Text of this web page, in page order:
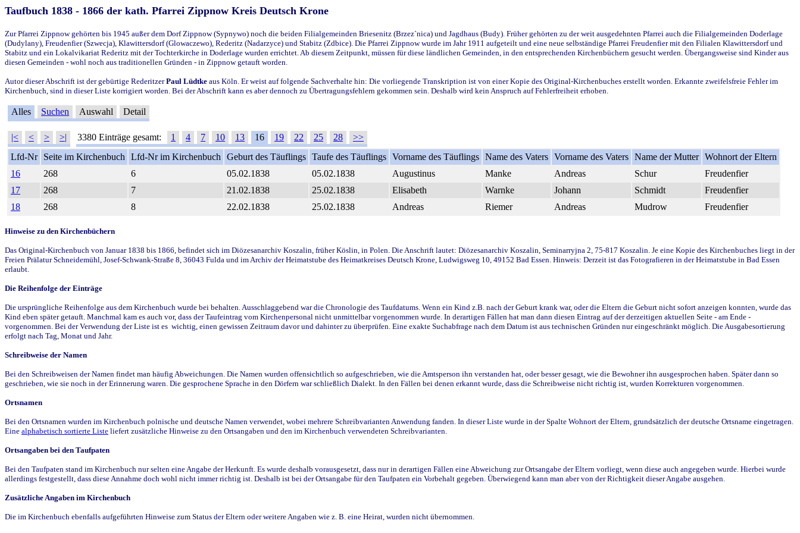
Taufbuch 1838 - 1866 der kath. Pfarrei Zippnow Kreis Deutsch Krone
Zur Pfarrei Zippnow gehörten bis 1945 außer dem Dorf Zippnow (Sypnywo) noch die beiden Filialgemeinden Briesenitz (Brzez`nica) und Jagdhaus (Budy). Früher gehörten zu der weit ausgedehnten Pfarrei auch die Filialgemeinden Doderlage
(Dudylany), Freudenfier (Szwecja), Klawittersdorf (Glowaczewo), Rederitz (Nadarzyce) und Stabitz (Zdbice). Die Pfarrei Zippnow wurde im Jahr 1911 aufgeteilt und eine neue selbständige Pfarrei Freudenfier mit den Filialen Klawittersdorf und
Stabitz und ein Lokalvikariat Rederitz mit der Tochterkirche in Doderlage wurden errichtet. Ab diesem Zeitpunkt, müssen für diese ländlichen Gemeinden, in den entsprechenden Kirchenbüchern gesucht werden. Übergangsweise sind Kinder aus
diesen Gemeinden - wohl noch aus traditionellen Gründen - in Zippnow getauft worden.
Autor dieser Abschrift ist der gebürtige RederitzerPaul Lüdtke aus Köln. Er weist auf folgende Sachverhalte hin: Die vorliegende Transkription ist von einer Kopie des Original-Kirchenbuches erstellt worden. Erkannte zweifelsfreie Fehler im
Kirchenbuch, sind in dieser Liste korrigiert worden. Bei der Abschrift kann es aber dennoch zu Übertragungsfehlern gekommen sein. Deshalb wird kein Anspruch auf Fehlerfreiheit erhoben.
Alles Suchen Auswahl Detail
|< < > >| 3380 Einträge gesamt: 1 4 7 10 13 16 19 22 25 28
>>
Lfd-Nr
Seite im Kirchenbuch Lfd-Nr im Kirchenbuch Geburt des Täuflings Taufe des Täuflings Vorname des Täuflings Name des Vaters Vorname des Vaters Name der Mutter Wohnort der Eltern
16
268 6 05.02.1838 05.02.1838 Augustinus Manke Andreas Schur
Freudenfier
17
268 7 21.02.1838 25.02.1838 Elisabeth Warnke Johann Schmidt
Freudenfier
18
268 8 22.02.1838 25.02.1838 Andreas Riemer Andreas Mudrow Freudenfier
Hinweise zu den Kirchenbüchern
Das Original-Kirchenbuch von Januar 1838 bis 1866, befindet sich im Diözesanarchiv Koszalin, früher Köslin, in Polen. Die Anschrift lautet: Diözesanarchiv Koszalin, Seminarryjna 2, 75-817 Koszalin. Je eine Kopie des Kirchenbuches liegt in der
Freien Prälatur Schneidemühl, Josef-Schwank-Straße 8, 36043 Fulda und im Archiv der Heimatstube des Heimatkreises Deutsch Krone, Ludwigsweg 10, 49152 Bad Essen. Hinweis: Derzeit ist das Fotografieren in der Heimatstube in Bad Essen
erlaubt.
Die Reihenfolge der Einträge
Die ursprüngliche Reihenfolge aus dem Kirchenbuch wurde bei behalten. Ausschlaggebend war die Chronologie des Taufdatums. Wenn ein Kind z.B. nach der Geburt krank war, oder die Eltern die Geburt nicht sofort anzeigen konnten, wurde das
Kind eben später getauft. Manchmal kam es auch vor, dass der Taufeintrag vom Kirchenpersonal nicht unmittelbar vorgenommen wurde. In derartigen Fällen hat man dann diesen Eintrag auf der derzeitigen aktuellen Seite - am Ende -
vorgenommen. Bei der Verwendung der Liste ist es wichtig, einen gewissen Zeitraum davor und dahinter zu überprüfen. Eine exakte Suchabfrage nach dem Datum ist aus technischen Gründen nur eingeschränkt möglich. Die Ausgabesortierung
erfolgt nach Tag, Monat und Jahr.
Schreibweise der Namen
Bei den Schreibweisen der Namen findet man häufig Abweichungen. Die Namen wurden offensichtlich so aufgeschrieben, wie die Amtsperson ihn verstanden hat, oder besser gesagt, wie die Bewohner ihn ausgesprochen haben. Später dann so
geschrieben, wie sie noch in der Erinnerung waren. Die gesprochene Sprache in den Dörfern war schließlich Dialekt. In den Fällen bei denen erkannt wurde, dass die Schreibweise nicht richtig ist, wurden Korrekturen vorgenommen.
Ortsnamen
Bei den Ortsnamen wurden im Kirchenbuch polnische und deutsche Namen verwendet, wobei mehrere Schreibvarianten Anwendung fanden. In dieser Liste wurde in der Spalte Wohnort der Eltern, grundsätzlich der deutsche Ortsname eingetragen.
Eine alphabetisch sortierte Liste liefert zusätzliche Hinweise zu den Ortsangaben und den im Kirchenbuch verwendeten Schreibvarianten.
Ortsangaben bei den Taufpaten
Bei den Taufpaten stand im Kirchenbuch nur selten eine Angabe der Herkunft. Es wurde deshalb vorausgesetzt, dass nur in derartigen Fällen eine Abweichung zur Ortsangabe der Eltern vorliegt, wenn diese auch angegeben wurde. Hierbei wurde
allerdings festgestellt, dass diese Annahme doch wohl nicht immer richtig ist. Deshalb ist bei der Ortsangabe für den Taufpaten ein Vorbehalt gegeben. Überwiegend kann man aber von der Richtigkeit dieser Angabe ausgehen.
Zusätzliche Angaben im Kirchenbuch
Die im Kirchenbuch ebenfalls aufgeführten Hinweise zum Status der Eltern oder weitere Angaben wie z. B. eine Heirat, wurden nicht übernommen.